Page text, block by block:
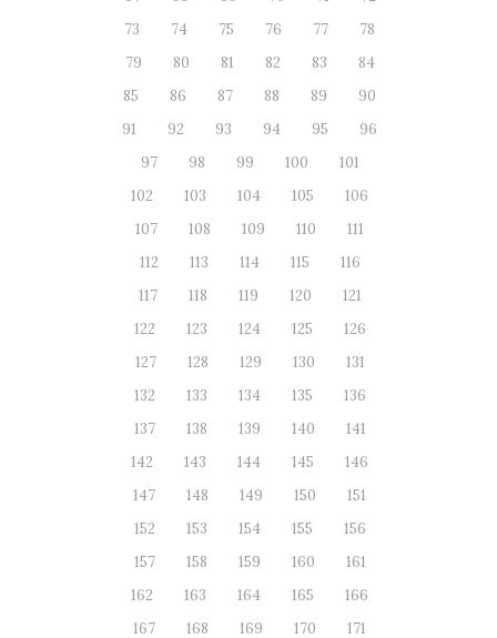
73
74 75 76 77
78
79
80 81 82 83
84
85
86 87 88 89
90
91
92 93 94 95
96
97
98 99 100
101
102
103 104 105
106
107
108 109 110
111
112
113 114 115
116
117
118 119 120
121
122
123 124 125
126
127
128 129 130
131
132
133 134 135
136
137
138 139 140
141
142
143 144 145
146
147
148 149 150
151
152
153 154 155
156
157
158 159 160
161
162
163 164 165
166
167
168 169 170
171